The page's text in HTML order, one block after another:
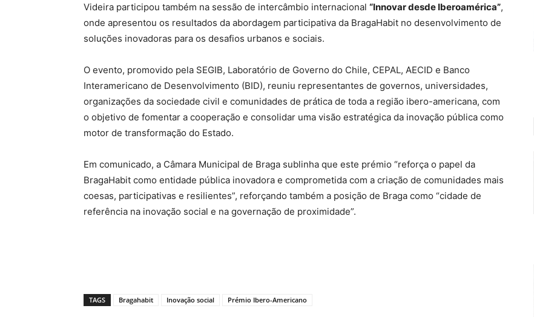
Videira participou também na sessão de intercâmbio internacional “Innovar desde Iberoamérica”,
onde apresentou os resultados da abordagem participativa da BragaHabit no desenvolvimento de
soluções inovadoras para os desafios urbanos e sociais.
O evento, promovido pela SEGIB, Laboratório de Governo do Chile, CEPAL, AECID e Banco
Interamericano de Desenvolvimento (BID), reuniu representantes de governos, universidades,
organizações da sociedade civil e comunidades de prática de toda a região ibero-americana, com
o objetivo de fomentar a cooperação e consolidar uma visão estratégica da inovação pública como
motor de transformação do Estado.
Em comunicado, a Câmara Municipal de Braga sublinha que este prémio “reforça o papel da
BragaHabit como entidade pública inovadora e comprometida com a criação de comunidades mais
coesas, participativas e resilientes”, reforçando também a posição de Braga como “cidade de
referência na inovação social e na governação de proximidade”.
TAGS Bragahabit Inovação social Prémio Ibero-Americano